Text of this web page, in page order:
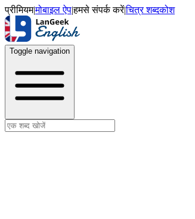
प्रीमियम|मोबाइल ऐप|हमसे संपर्क करें|चित्र शब्दकोश
Toggle navigation